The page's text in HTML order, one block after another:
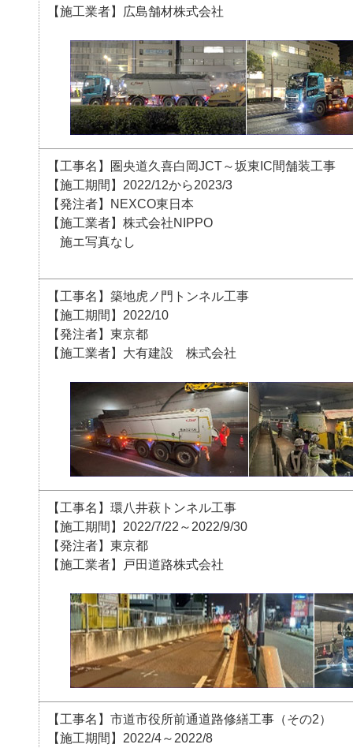
【施工業者】広島舗材株式会社
【工事名】圏央道久喜白岡JCT～坂東IC間舗装工事
【施工期間】2022/12から2023/3
【発注者】NEXCO東日本
【施工業者】株式会社NIPPO
施エ写真なし
【工事名】築地虎ノ門トンネル工事
【施工期間】2022/10
【発注者】東京都
【施工業者】大有建設 株式会社
【工事名】環八井萩トンネル工事
【施工期間】2022/7/22～2022/9/30
【発注者】東京都
【施工業者】戸田道路株式会社
【工事名】市道市役所前通道路修繕工事（その2）
【施工期間】2022/4～2022/8